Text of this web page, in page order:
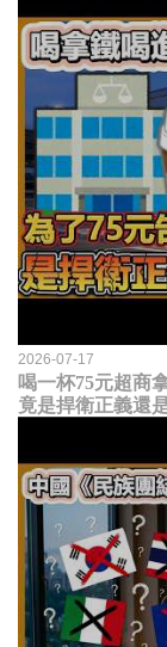
2026-07-17
喝一杯75元超商
竟是捍衛正義還